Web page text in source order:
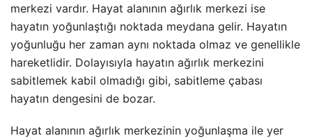
merkezi vardır. Hayat alanının ağırlık merkezi ise
hayatın yoğunlaştığı noktada meydana gelir. Hayatın
yoğunluğu her zaman aynı noktada olmaz ve genellikle
hareketlidir. Dolayısıyla hayatın ağırlık merkezini
sabitlemek kabil olmadığı gibi, sabitleme çabası
hayatın dengesini de bozar.
Hayat alanının ağırlık merkezinin yoğunlaşma ile yer